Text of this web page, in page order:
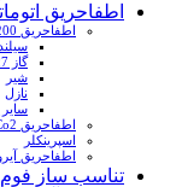
اطفاحریق
اطفاحریق FM200
گاز HFC227
شیر
نازل
اطفاحریق Co2
اسپرینکلر
اطفاحریق
تناسب ساز فوم